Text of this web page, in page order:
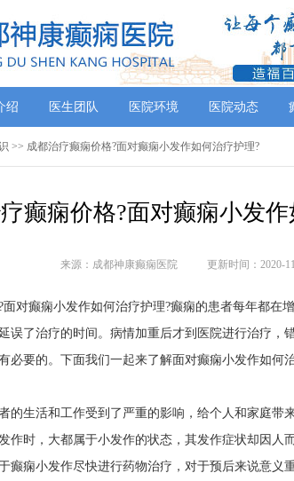
绍 医生团队 医院环境 医院动态
>> 成都治疗癫痫价格?面对癫痫小发作如何治疗护理?
癫痫价格?面对癫痫小发
来源：成都神康癫痫医院 更新时间：2020-
癫痫小发作如何治疗护理?癫痫的患者每年都在
误了治疗的时间。病情加重后才到医院进行治疗，
必要的。下面我们一起来了解面对癫痫小发作如何
的生活和工作受到了严重的影响，给个人和家庭带
作时，大都属于小发作的状态，其发作症状却因人
癫痫小发作尽快进行药物治疗，对于预后来说意义重